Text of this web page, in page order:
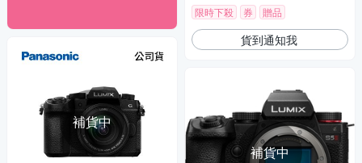
補貨中
限時下殺 券 贈品
貨到通知我
補貨中